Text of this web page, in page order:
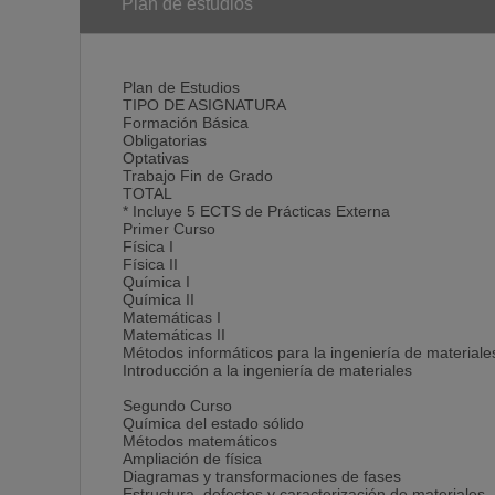
asientos móviles, laboratorios, aulas informáticas,
Plan de estudios
Plan de Estudios
TIPO DE ASIGNATURA
Formación Básica
Obligatorias
Optativas
Trabajo Fin de Grado
TOTAL
* Incluye 5 ECTS de Prácticas Externa
Primer Curso
Física I
Física II
Química I
Química II
Matemáticas I
Matemáticas II
Métodos informáticos para la ingeniería de
Introducción a la ingeniería de materiales
Segundo Curso
Química del estado sólido
Métodos matemáticos
Ampliación de física
Diagramas y transformaciones de fases